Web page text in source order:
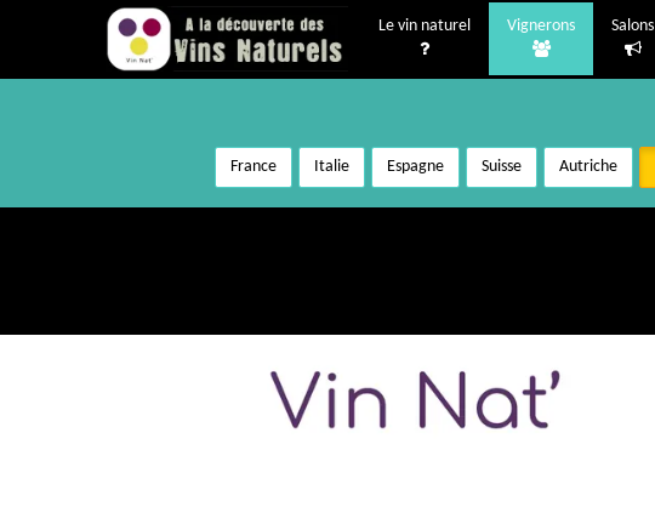
Le vin naturel Vignerons Salons
France Italie Espagne Suisse Autriche